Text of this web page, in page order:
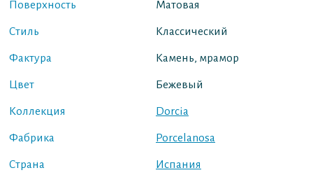
Поверхность Матовая
Стиль Классический
Фактура Камень, мрамор
Цвет Бежевый
Коллекция Dorcia
Фабрика Porcelanosa
Страна Испания